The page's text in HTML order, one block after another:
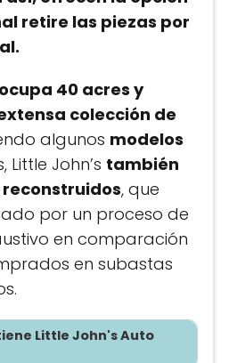
retire las piezas por
ocupa 40 acres y
colección de
algunos modelos
Little John’s también
, que
por un proceso de
en comparación
en subastas
Little John's Auto